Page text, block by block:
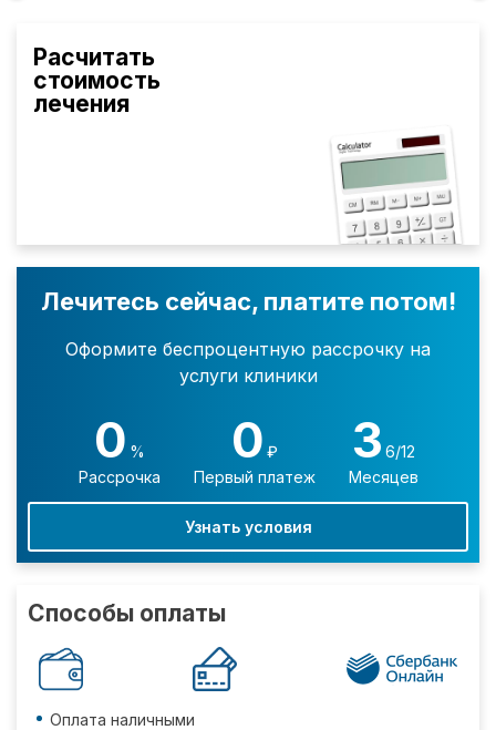
Расчитать
стоимость
лечения
Лечитесь сейчас, платите потом!
Оформите беспроцентную рассрочку на
услуги клиники
0 %
Рассрочка
0 ₽
Первый платеж
3 6/12
Месяцев
Узнать условия
Способы оплаты
Оплата наличными